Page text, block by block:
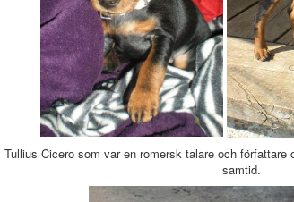
Cicero som var en romersk talare och
samtid.